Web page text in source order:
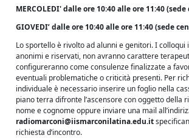
MERCOLEDI' dalle ore 10:40 alle ore 11:40
GIOVEDI’ dalle ore 10:40 alle ore 11:40 (sede
Lo sportello è rivolto ad alunni e genitori. I
anonimi e riservati, non avranno carattere
configureranno come consulenze finalizzate a
eventuali problematiche o criticità presenti. Per
individuale è necessario inserire un foglio nella
piano terra difronte l’ascensore con oggetto della
nome e cognome oppure inviare una mail
radiomarconi@iismarconilatina.edu.it
richiesta d’incontro.